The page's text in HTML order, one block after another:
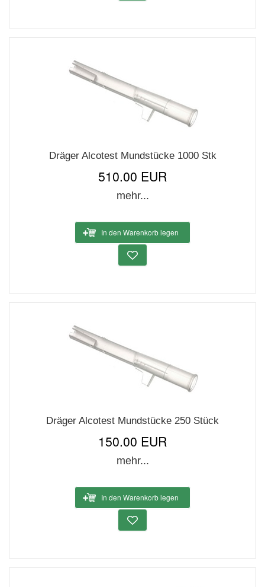
Dräger Alcotest Mundstücke 1000 Stk
510.00 EUR
mehr...
In den Warenkorb legen
Dräger Alcotest Mundstücke 250 Stück
150.00 EUR
mehr...
In den Warenkorb legen